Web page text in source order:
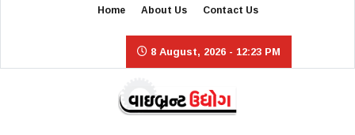
Home About Us Contact Us
8 August, 2026 - 12:23 PM